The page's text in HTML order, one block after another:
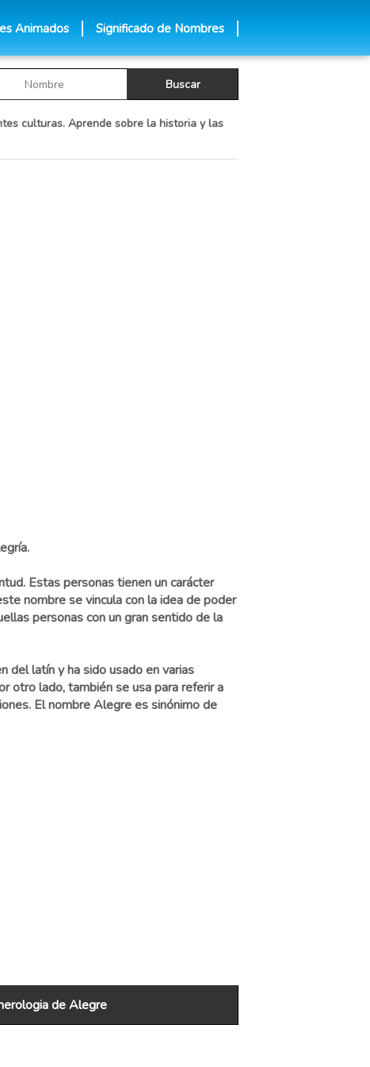
Animados Significado de Nombres
culturas. Aprende sobre la historia y las
Estas personas tienen un carácter
nombre se vincula con la idea de poder
personas con un gran sentido de la
del latín y ha sido usado en varias
otro lado, también se usa para referir a
El nombre Alegre es sinónimo de
de Alegre